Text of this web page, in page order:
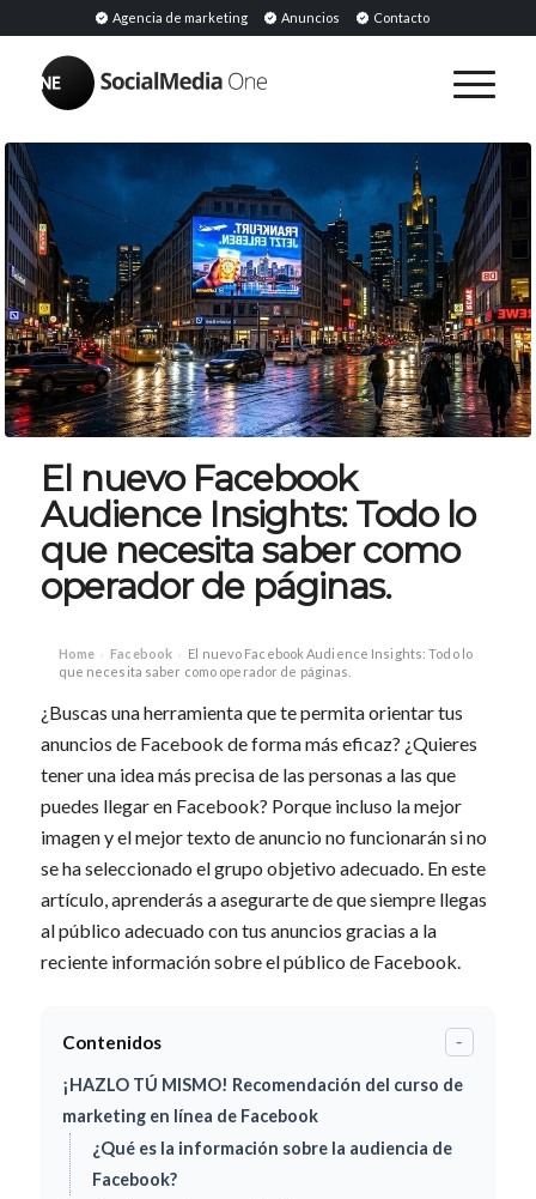
Agencia de marketing Anuncios Contacto
El nuevo Facebook
Audience Insights: Todo lo
que necesita saber como
operador de páginas.
Home › Facebook › El nuevo Facebook Audience Insights: Todo lo
que necesita saber como operador de páginas.
¿Buscas una herramienta que te permita orientar tus
anuncios de Facebook de forma más eficaz? ¿Quieres
tener una idea más precisa de las personas a las que
puedes llegar en Facebook? Porque incluso la mejor
imagen y el mejor texto de anuncio no funcionarán si no
se ha seleccionado el grupo objetivo adecuado. En este
artículo, aprenderás a asegurarte de que siempre llegas
al público adecuado con tus anuncios gracias a la
reciente información sobre el público de Facebook.
Contenidos -
¡HAZLO TÚ MISMO! Recomendación del curso de
marketing en línea de Facebook
¿Qué es la información sobre la audiencia de
Facebook?